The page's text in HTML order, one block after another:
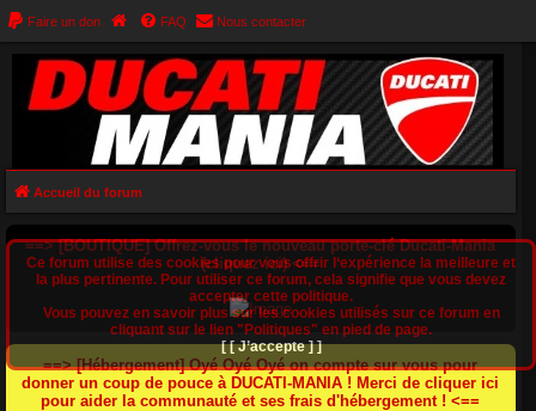
Faire un don FAQ Nous contacter
Accueil du forum
==> [BOUTIQUE] Offrez-vous le nouveau porte-clé Ducati-Mania
(cliquez ici) <==
==> [Hébergement] Oyé Oyé Oyé on compte sur vous pour
donner un coup de pouce à DUCATI-MANIA ! Merci de cliquer ici
pour aider la communauté et ses frais d'hébergement ! <==
Ce forum utilise des cookies pour vous offrir l‘expérience la meilleure et
la plus pertinente. Pour utiliser ce forum, cela signifie que vous devez
accepter cette politique.
Vous pouvez en savoir plus sur les cookies utilisés sur ce forum en
cliquant sur le lien "Politiques" en pied de page.
[ [ J’accepte ] ]